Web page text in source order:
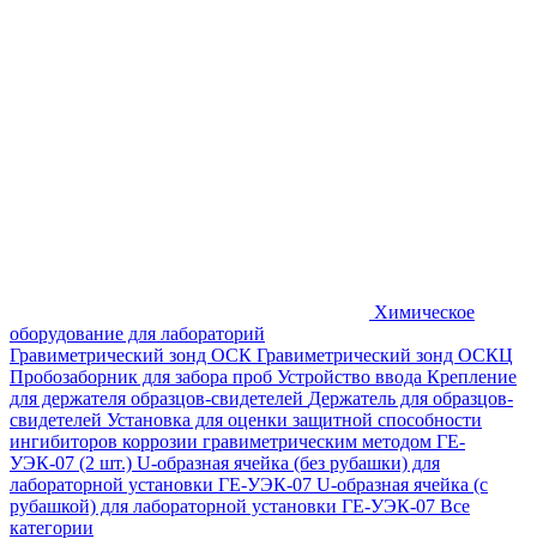
Химическое
оборудование для лабораторий
Гравиметрический зонд ОСК Гравиметрический зонд ОСКЦ
Пробозаборник для забора проб Устройство ввода Крепление
для держателя образцов-свидетелей Держатель для образцов-
свидетелей Установка для оценки защитной способности
ингибиторов коррозии гравиметрическим методом ГЕ-
УЭК-07 (2 шт.) U-образная ячейка (без рубашки) для
лабораторной установки ГЕ-УЭК-07 U-образная ячейка (с
рубашкой) для лабораторной установки ГЕ-УЭК-07 Все
категории